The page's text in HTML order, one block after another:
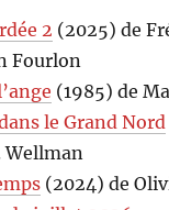
2 (2025) de
Fourlon
(1985) de
le Grand Nord
Wellman
(2024) de